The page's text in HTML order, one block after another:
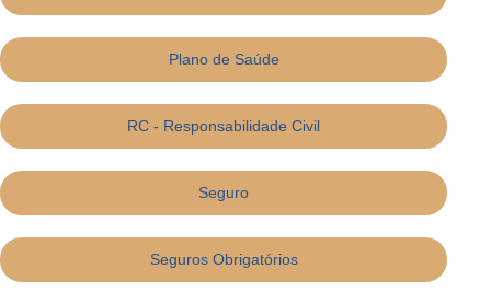
Plano de Saúde
RC - Responsabilidade Civil
Seguro
Seguros Obrigatórios